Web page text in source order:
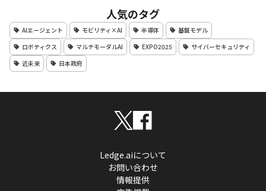
人気のタグ
AIエージェント モビリティ×AI 半導体
基盤モデル
ロボティクス
マルチモーダルAI EXPO2025
サイバーセキュリティ
近未来
日本政府
Ledge.aiについて
お問い合わせ
情報提供